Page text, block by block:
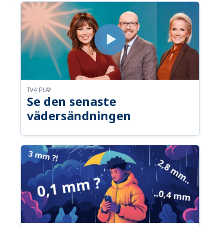
Se den senaste
vädersändningen
TV4 PLAY